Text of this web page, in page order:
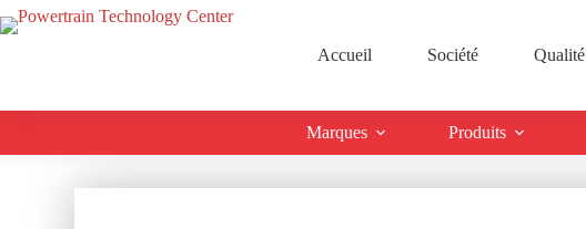
Accueil Société Qualité
Marques Produits